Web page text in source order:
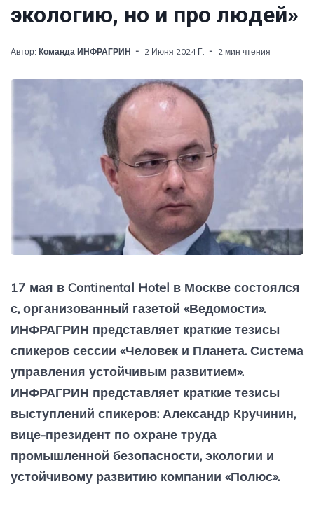
экологию, но и про людей»
Автор: Команда ИНФРАГРИН 2 Июня 2024 Г. 2 мин чтения
17 мая в Continental Hotel в Москве состоялся
с, организованный газетой «Ведомости».
ИНФРАГРИН представляет краткие тезисы
спикеров сессии «Человек и Планета. Система
управления устойчивым развитием».
ИНФРАГРИН представляет краткие тезисы
выступлений спикеров: Александр Кручинин,
вице-президент по охране труда
промышленной безопасности, экологии и
устойчивому развитию компании «Полюс».